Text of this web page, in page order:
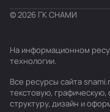
© 2026 ГК СНАМИ
На информационном
технологии.
Все ресурсы сайта
текстовую,
структуру, дизайн и